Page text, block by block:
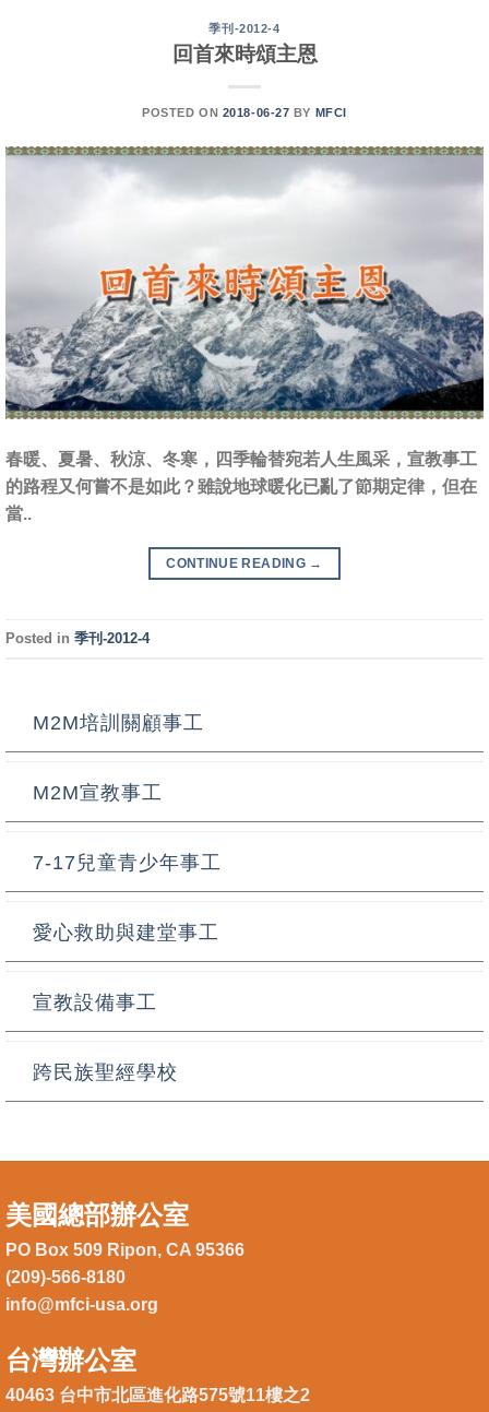
季刊-2012-4
回首來時頌主恩
POSTED ON 2018-06-27 BY MFCI
春暖、夏暑、秋涼、冬寒，四季輪替宛若人生風采，宣教事工
的路程又何嘗不是如此？雖說地球暖化已亂了節期定律，但在
當..
CONTINUE READING →
Posted in 季刊-2012-4
M2M培訓關顧事工
M2M宣教事工
7-17兒童青少年事工
愛心救助與建堂事工
宣教設備事工
跨民族聖經學校
美國總部辦公室
PO Box 509 Ripon, CA 95366
(209)-566-8180
info@mfci-usa.org
台灣辦公室
40463 台中市北區進化路575號11樓之2